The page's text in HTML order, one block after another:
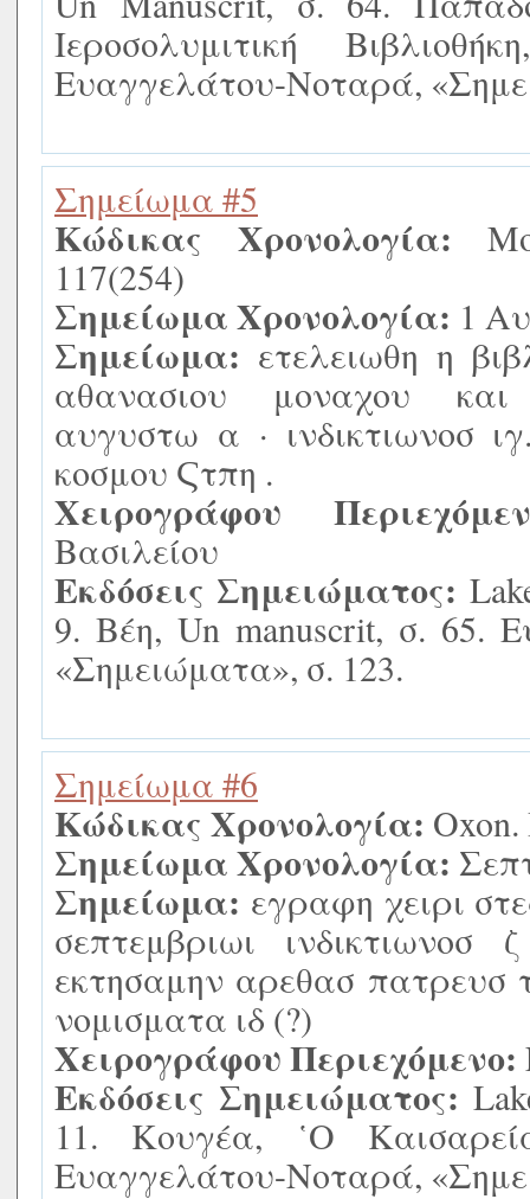
Ιεροσολυμιτική
Ευαγγελάτου-Νοταρά,
Σημείωμα #5
Κώδικας Χρονολογία:
117(254)
Σημείωμα Χρονολογία: 1
Σημείωμα: ετελειωθη η
αθανασιου μοναχου
αυγυστω α · ινδικτιωνοσ
κοσμου Ϛτπη .
Χειρογράφου
Βασιλείου
Εκδόσεις Σημειώματος:
9. Βέη, Un manuscrit, σ. 65.
«Σημειώματα», σ. 123.
Σημείωμα #6
Κώδικας Χρονολογία:
Σημείωμα Χρονολογία:
Σημείωμα: εγραφη χειρι
σεπτεμβριωι ινδικτιωνοσ
εκτησαμην αρεθασ πατρευσ
νομισματα ιδ (?)
Χειρογράφου Περιεχόμενο:
Εκδόσεις Σημειώματος:
11. Κουγέα, ῾Ο
Ευαγγελάτου-Νοταρά,